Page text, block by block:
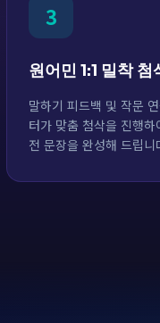
3
원어민 1:1 밀착 첨
말하기 피드백 및 작문
터가 맞춤 첨삭을 진행하
전 문장을 완성해 드립니